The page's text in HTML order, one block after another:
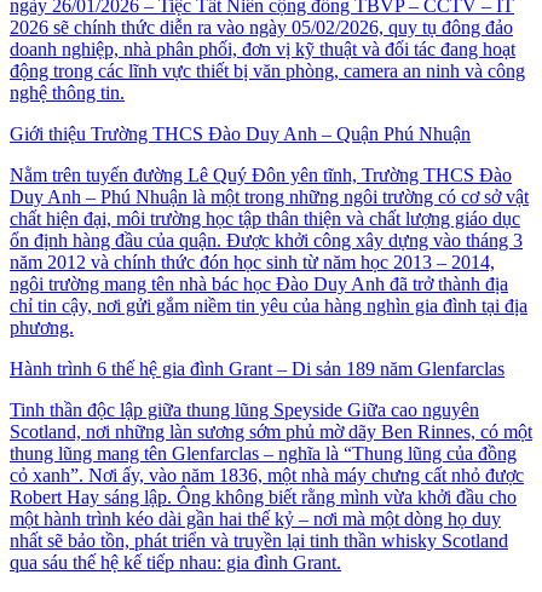
ngày 26/01/2026 – Tiệc Tất Niên cộng đồng TBVP – CCTV – IT
2026 sẽ chính thức diễn ra vào ngày 05/02/2026, quy tụ đông đảo
doanh nghiệp, nhà phân phối, đơn vị kỹ thuật và đối tác đang hoạt
động trong các lĩnh vực thiết bị văn phòng, camera an ninh và công
nghệ thông tin.
Giới thiệu Trường THCS Đào Duy Anh – Quận Phú Nhuận
Nằm trên tuyến đường Lê Quý Đôn yên tĩnh, Trường THCS Đào
Duy Anh – Phú Nhuận là một trong những ngôi trường có cơ sở vật
chất hiện đại, môi trường học tập thân thiện và chất lượng giáo dục
ổn định hàng đầu của quận. Được khởi công xây dựng vào tháng 3
năm 2012 và chính thức đón học sinh từ năm học 2013 – 2014,
ngôi trường mang tên nhà bác học Đào Duy Anh đã trở thành địa
chỉ tin cậy, nơi gửi gắm niềm tin yêu của hàng nghìn gia đình tại địa
phương.
Hành trình 6 thế hệ gia đình Grant – Di sản 189 năm Glenfarclas
Tinh thần độc lập giữa thung lũng Speyside Giữa cao nguyên
Scotland, nơi những làn sương sớm phủ mờ dãy Ben Rinnes, có một
thung lũng mang tên Glenfarclas – nghĩa là “Thung lũng của đồng
cỏ xanh”. Nơi ấy, vào năm 1836, một nhà máy chưng cất nhỏ được
Robert Hay sáng lập. Ông không biết rằng mình vừa khởi đầu cho
một hành trình kéo dài gần hai thế kỷ – nơi mà một dòng họ duy
nhất sẽ bảo tồn, phát triển và truyền lại tinh thần whisky Scotland
qua sáu thế hệ kế tiếp nhau: gia đình Grant.